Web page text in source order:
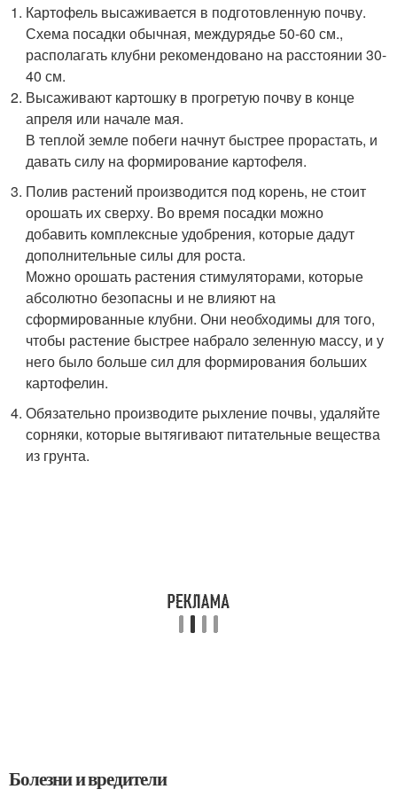
Картофель высаживается в подготовленную почву.
Схема посадки обычная, междурядье 50-60 см.,
располагать клубни рекомендовано на расстоянии 30-
40 см.
Высаживают картошку в прогретую почву в конце
апреля или начале мая.
В теплой земле побеги начнут быстрее прорастать, и
давать силу на формирование картофеля.
Полив растений производится под корень, не стоит
орошать их сверху. Во время посадки можно
добавить комплексные удобрения, которые дадут
дополнительные силы для роста.
Можно орошать растения стимуляторами, которые
абсолютно безопасны и не влияют на
сформированные клубни. Они необходимы для того,
чтобы растение быстрее набрало зеленную массу, и у
него было больше сил для формирования больших
картофелин.
Обязательно производите рыхление почвы, удаляйте
сорняки, которые вытягивают питательные вещества
из грунта.
Болезни и вредители